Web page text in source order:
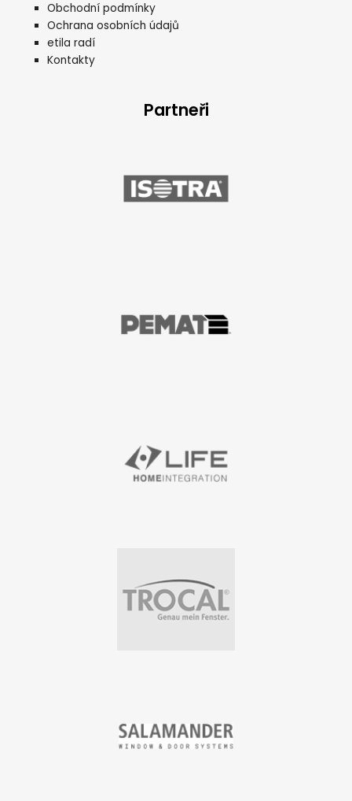
Obchodní podmínky
Ochrana osobních údajů
etila radí
Kontakty
Partneři